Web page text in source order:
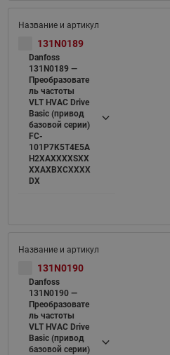
131N0189
Danfoss
131N0189 —
Преобразовате
ль частоты
VLT HVAC Drive
Basic (привод
базовой серии)
FC-
101P7K5T4E5A
H2XAXXXXSXX
XXAXBXCXXXX
DX
131N0190
Danfoss
131N0190 —
Преобразовате
ль частоты
VLT HVAC Drive
Basic (привод
базовой серии)